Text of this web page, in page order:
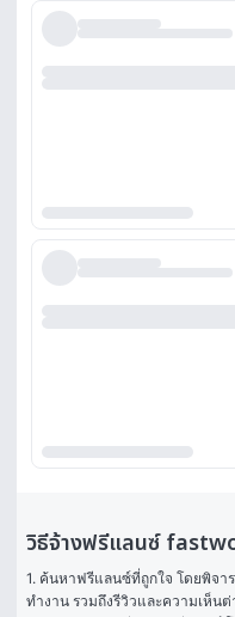
วิธีจ้างฟรีแลนซ์
1. ค้นหาฟรีแลนซ์ที่ถูกใจ โดยพิจ
ทำงาน รวมถึงรีวิวและความเห็นต่